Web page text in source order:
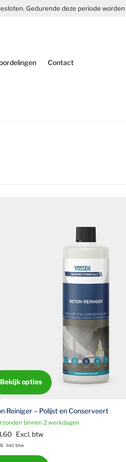
Gedurende deze periode worden
Contact
Bekijk opties
Reiniger – Polijst en Conserveert
binnen 2 werkdagen
Excl. btw
Incl. btw